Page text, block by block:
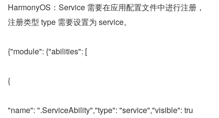
HarmonyOS：Service 需要在应用配置文件中进行注册，
注册类型 type 需要设置为 service。
{"module": {"abilities": [
{
"name": ".ServiceAbility","type": "service","visible": tru